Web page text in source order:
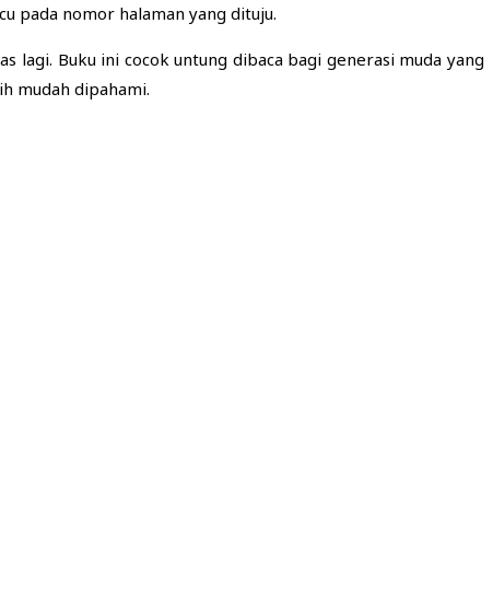
pada nomor halaman yang dituju.
lagi. Buku ini cocok untung dibaca bagi generasi muda yang
mudah dipahami.